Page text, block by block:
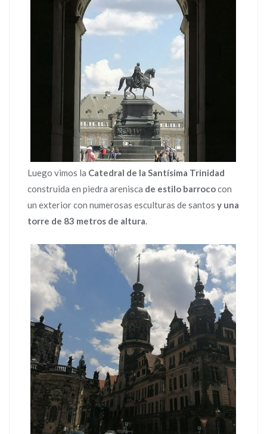
Luego vimos la Catedral de la Santísima Trinidad
construida en piedra arenisca de estilo barrococon
un exterior con numerosas esculturas de santos y una
torre de 83 metros de altura.